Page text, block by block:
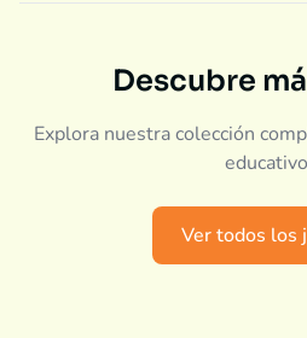
Descubre
Explora nuestra colección
Ver todos los